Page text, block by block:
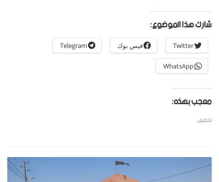
شارك هذا الموضوع:
Twitter فيس بوك Telegram
WhatsApp
معجب بهذه:
تحميل...